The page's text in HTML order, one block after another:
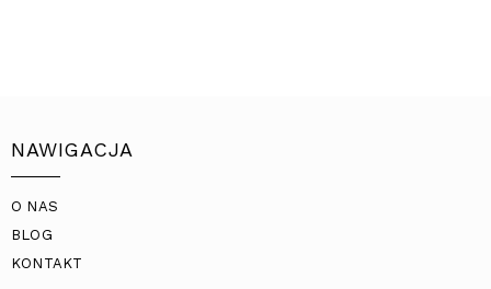
NAWIGACJA
O NAS
BLOG
KONTAKT